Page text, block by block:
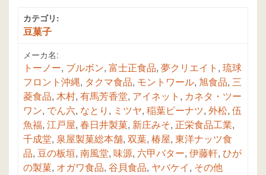
カテゴリ:
豆菓子
メーカ名:
トーノー, ブルボン, 富士正食品, 夢クリエイト , 琉球
フロント沖縄, タクマ食品, モントワール, 旭食品, 三
菱食品, 木村, 有馬芳香堂, アイネット , カネタ・ツー
ワン, でん六, なとり , ミツヤ, 稲葉ピーナツ, 外松, 伍
魚福, 江戸屋, 春日井製菓, 新庄みそ, 正栄食品工業,
千成堂, 泉屋製菓総本舗, 双葉, 椿屋, 東洋ナッツ食
品, 豆の板垣, 南風堂, 味源, 六甲バター, 伊藤軒, ひが
の製菓, オガワ食品, 谷貝食品, ヤバケイ, その他